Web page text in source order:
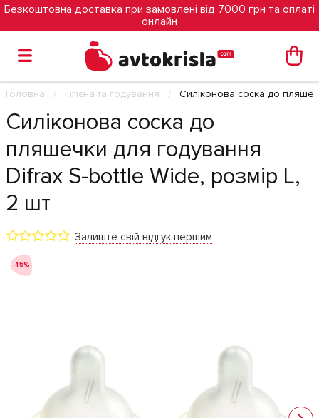
Безкоштовна доставка при замовлені від 7000 грн та оплаті
онлайн
Головна Гігієна та годування Силіконова соска до
Силіконова соска до
пляшечки для годування
Difrax S-bottle Wide, розмір L,
2 шт
Залиште свій відгук першим
-15%